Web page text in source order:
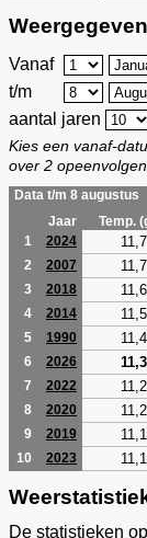
Vanaf
t/m
aantal jaren
Kies een vanaf-
over 2
Data t/m 8 augustus
Jaar
Temp.
1
2024
2 2007
3 2018
4 2014
5 1990
6 2026
7 2022
8 2020
9 2019
10 2023
De statistieken